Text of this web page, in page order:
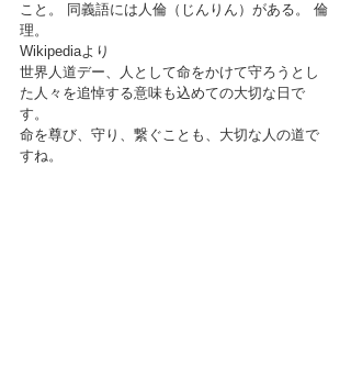
こと。 同義語には人倫（じんりん）がある。 倫
理。
Wikipediaより
世界人道デー、人として命をかけて守ろうとし
た人々を追悼する意味も込めての大切な日で
す。
命を尊び、守り、繋ぐことも、大切な人の道で
すね。